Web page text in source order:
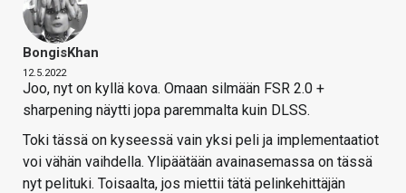
BongisKhan
12.5.2022
Joo, nyt on kyllä kova. Omaan silmään FSR 2.0 +
sharpening näytti jopa paremmalta kuin DLSS.
Toki tässä on kyseessä vain yksi peli ja implementaatiot
voi vähän vaihdella. Ylipäätään avainasemassa on tässä
nyt pelituki. Toisaalta, jos miettii tätä pelinkehittäjän